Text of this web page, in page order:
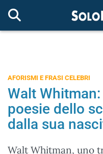
AFORISMI E FRASI CELEBRI
Walt
poesie dello
dalla sua
Walt Whitman, uno